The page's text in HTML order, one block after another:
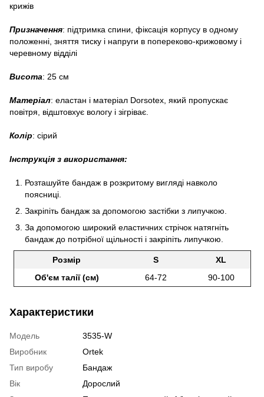
крижів
Призначення: підтримка спини, фіксація корпусу в одному
положенні, зняття тиску і напруги в попереково-крижовому і
черевному відділі
Висота: 25 см
Матеріал: еластан і матеріал Dorsotex, який пропускає
повітря, відштовхує вологу і зігріває.
Колір: сірий
Інструкція з використання:
Розташуйте бандаж в розкритому вигляді навколо
поясниці.
Закріпіть бандаж за допомогою застібки з липучкою.
За допомогою широкий еластичних стрічок натягніть
бандаж до потрібної щільності і закріпіть липучкою.
Розмір S
XL
Об'єм талії (см)
64-72 90-100
Характеристики
Модель
3535-W
Виробник
Ortek
Тип виробу
Бандаж
Вік
Дорослий